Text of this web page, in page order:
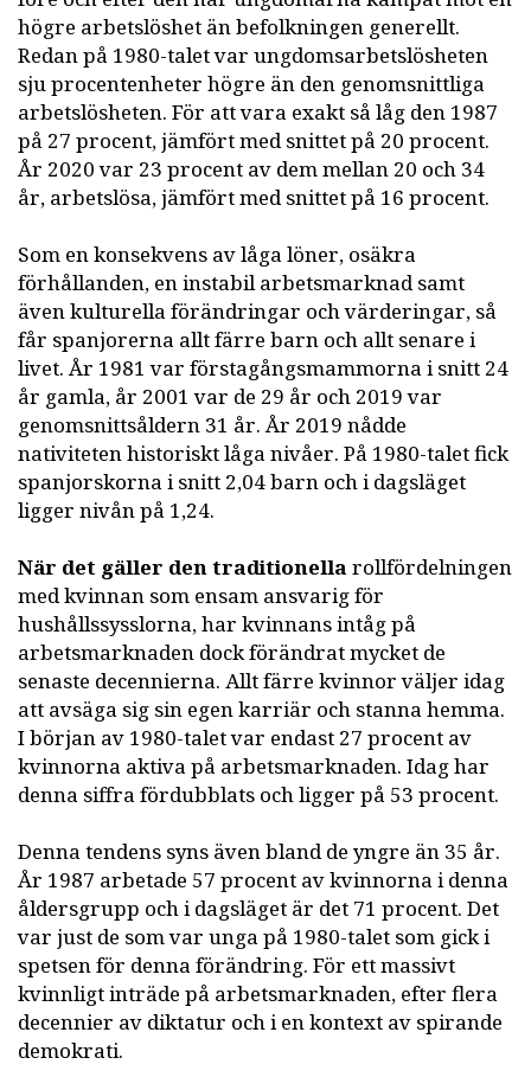
högre arbetslöshet än befolkningen generellt.
Redan på 1980-talet var ungdomsarbetslösheten
sju procentenheter högre än den genomsnittliga
arbetslösheten. För att vara exakt så låg den 1987
på 27 procent, jämfört med snittet på 20 procent.
År 2020 var 23 procent av dem mellan 20 och 34
år, arbetslösa, jämfört med snittet på 16 procent.
Som en konsekvens av låga löner, osäkra
förhållanden, en instabil arbetsmarknad samt
även kulturella förändringar och värderingar, så
får spanjorerna allt färre barn och allt senare i
livet. År 1981 var förstagångsmammorna i snitt 24
år gamla, år 2001 var de 29 år och 2019 var
genomsnittsåldern 31 år. År 2019 nådde
nativiteten historiskt låga nivåer. På 1980-talet fick
spanjorskorna i snitt 2,04 barn och i dagsläget
ligger nivån på 1,24.
När det gäller den traditionella rollfördelningen
med kvinnan som ensam ansvarig för
hushållssysslorna, har kvinnans intåg på
arbetsmarknaden dock förändrat mycket de
senaste decennierna. Allt färre kvinnor väljer idag
att avsäga sig sin egen karriär och stanna hemma.
I början av 1980-talet var endast 27 procent av
kvinnorna aktiva på arbetsmarknaden. Idag har
denna siffra fördubblats och ligger på 53 procent.
Denna tendens syns även bland de yngre än 35 år.
År 1987 arbetade 57 procent av kvinnorna i denna
åldersgrupp och i dagsläget är det 71 procent. Det
var just de som var unga på 1980-talet som gick i
spetsen för denna förändring. För ett massivt
kvinnligt inträde på arbetsmarknaden, efter flera
decennier av diktatur och i en kontext av spirande
demokrati.